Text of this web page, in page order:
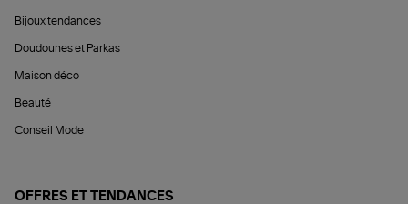
Bijoux tendances
Doudounes et Parkas
Maison déco
Beauté
Conseil Mode
OFFRES ET TENDANCES